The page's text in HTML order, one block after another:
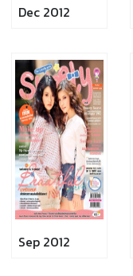
Dec 2012
Sep 2012